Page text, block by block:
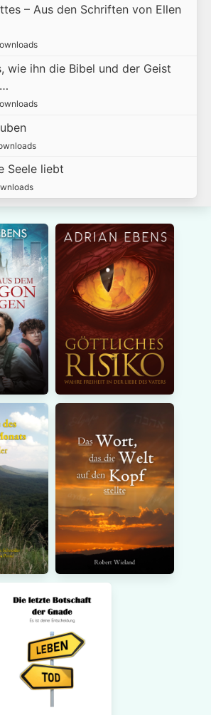
– Aus den Schriften von Ellen
wie ihn die Bibel und der Geist
Seele liebt